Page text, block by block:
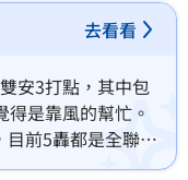
去看看
安3打點，其中包
是靠風的幫忙。
前5轟都是全聯盟
己對4局下的守備